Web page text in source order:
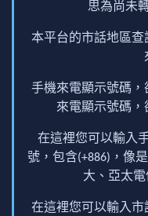
思為尚未
本平台的市話地區查
手機來電顯示號碼
來電顯示號碼，
在這裡您可以輸入
號，包含(+886)，像
大、亞太電
在這裡您可以輸入